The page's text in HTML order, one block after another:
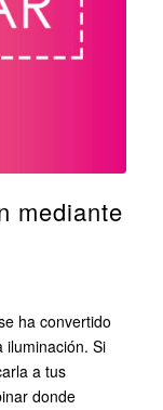
mediante
ha convertido
iluminación. Si
a tus
donde